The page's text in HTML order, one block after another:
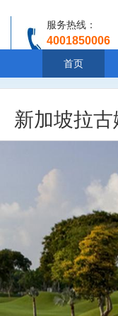
服务热线：
4001850006
首页
新加坡拉